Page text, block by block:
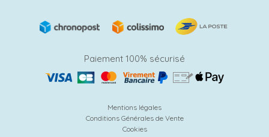
Paiement 100% sécurisé
Mentions légales
Conditions Générales de Vente
Cookies